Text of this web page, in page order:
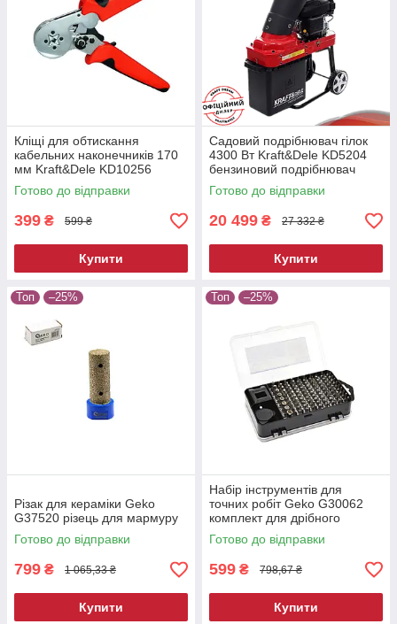
Кліщі для обтискання
кабельних наконечників 170
мм Kraft&Dele KD10256
обтискач кабельних гнізд
Готово до відправки
399 ₴ 599 ₴
Купити
Садовий подрібнювач гілок
4300 Вт Kraft&Dele KD5204
бензиновий подрібнювач
Готово до відправки
20 499 ₴ 27 332 ₴
Купити
Топ –25%
Різак для кераміки Geko
G37520 різець для мармуру
Готово до відправки
799 ₴ 1 065,33 ₴
Купити
Топ –25%
Набір інструментів для
точних робіт Geko G30062
комплект для дрібного
ремонту
Готово до відправки
599 ₴ 798,67 ₴
Купити